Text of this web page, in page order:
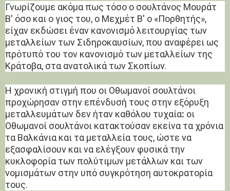
Γνωρίζουμε ακόμα πως τόσο ο σουλτάνος Μουράτ
Β' όσο και ο γιος του, ο Μεχμέτ Β' ο «Πορθητής»,
είχαν εκδώσει έναν κανονισμό λειτουργίας των
μεταλλείων των Σιδηροκαυσίων, που αναφέρει ως
πρότυπό του τον κανονισμό των μεταλλείων της
Κράτοβα, στα ανατολικά των Σκοπίων.
Η χρονική στιγμή που οι Οθωμανοί σουλτάνοι
προχώρησαν στην επένδυσή τους στην εξόρυξη
μεταλλευμάτων δεν ήταν καθόλου τυχαία: οι
Οθωμανοί σουλτάνοι κατακτούσαν εκείνα τα χρόνια
τα Βαλκάνια και τα μεταλλεία τους, ώστε να
εξασφαλίσουν και να ελέγξουν φυσικά την
κυκλοφορία των πολύτιμων μετάλλων και των
νομισμάτων στην υπό συγκρότηση αυτοκρατορία
τους.